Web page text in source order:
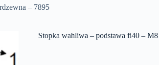
– 7895
Stopka wahliwa – podstawa fi40 –